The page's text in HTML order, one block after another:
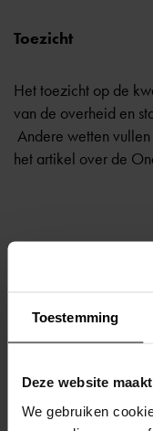
Toestemming
Deze website
We gebruiken
Toezicht
Het toezicht op de
van de overheid en
Andere wetten
het artikel over de